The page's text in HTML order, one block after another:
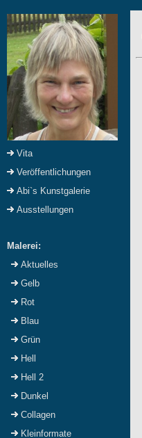
Vita
Veröffentlichungen
Abi`s Kunstgalerie
Ausstellungen
Malerei:
Aktuelles
Gelb
Rot
Blau
Grün
Hell
Hell 2
Dunkel
Collagen
Kleinformate